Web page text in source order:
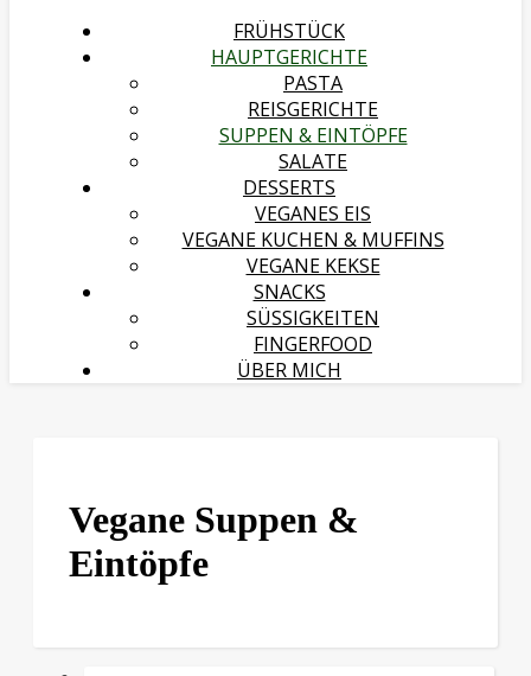
FRÜHSTÜCK
HAUPTGERICHTE
PASTA
REISGERICHTE
SUPPEN & EINTÖPFE
SALATE
DESSERTS
VEGANES EIS
VEGANE KUCHEN & MUFFINS
VEGANE KEKSE
SNACKS
SÜSSIGKEITEN
FINGERFOOD
ÜBER MICH
Vegane Suppen &
Eintöpfe